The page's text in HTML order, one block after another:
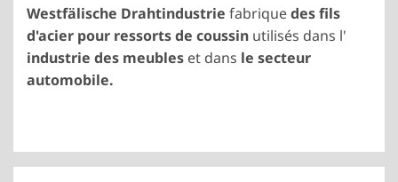
Westfälische Drahtindustrie fabriquedes fils
d'acier pour ressorts de coussin utilisés dans l'
industrie des meubles et dans le secteur
automobile.